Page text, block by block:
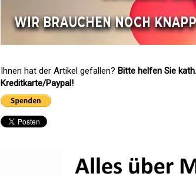
Ihnen hat der Artikel gefallen? Bitte helfen Sie
Kreditkarte/Paypal!